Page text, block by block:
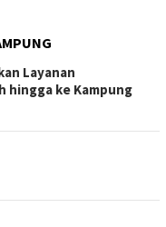
Layanan
hingga ke Kampung